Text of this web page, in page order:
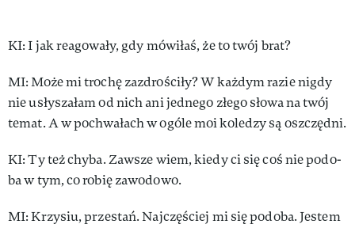
KI: I jak re­ago­wa­ły, gdy mó­wi­łaś, że to twój brat?
MI: Mo­że mi tro­chę za­zdro­ści­ły? W każ­dym ra­zie ni­gdy
nie usły­sza­łam od nich ani jed­ne­go złe­go sło­wa na twój
te­mat. A w po­chwa­łach w ogó­le moi ko­le­dzy są oszczęd­ni.
KI: Ty też chy­ba. Za­wsze wiem, kie­dy ci się coś nie po­do­
ba w tym, co ro­bię za­wo­do­wo.
MI: Krzy­siu, prze­stań. Naj­czę­ściej mi się po­do­ba. Je­stem